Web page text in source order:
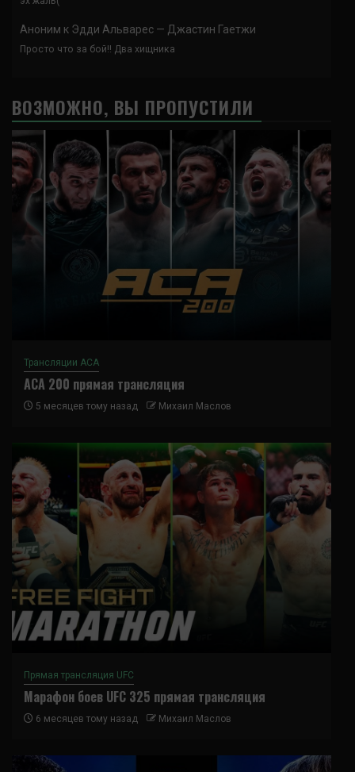
Аноним к Эдди Альварес — Джастин Гаетжи
Просто что за бой!! Два хищника
ВОЗМОЖНО, ВЫ ПРОПУСТИЛИ
Трансляции ACA
ACA 200 прямая трансляция
5 месяцев тому назад Михаил Маслов
Прямая трансляция UFC
Марафон боев UFC 325 прямая трансляция
6 месяцев тому назад Михаил Маслов